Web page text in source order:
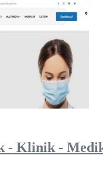
- Klinik -